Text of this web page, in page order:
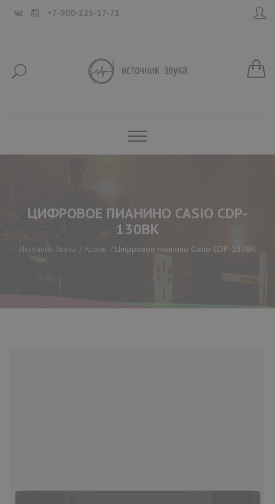
+7-900-123-17-71
ЦИФРОВОЕ ПИАНИНО CASIO CDP-
130BK
Источник Звука Архив Цифровое пианино Casio CDP-130BK